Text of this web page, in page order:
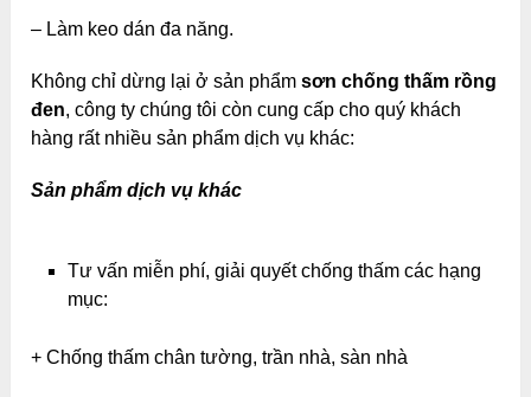
– Làm keo dán đa năng.
Không chỉ dừng lại ở sản phẩmsơn chống thấm rồng
đen, công ty chúng tôi còn cung cấp cho quý khách
hàng rất nhiều sản phẩm dịch vụ khác:
Sản phẩm dịch vụ khác
Tư vấn miễn phí, giải quyết chống thấm các hạng
mục:
+ Chống thấm chân tường, trần nhà, sàn nhà